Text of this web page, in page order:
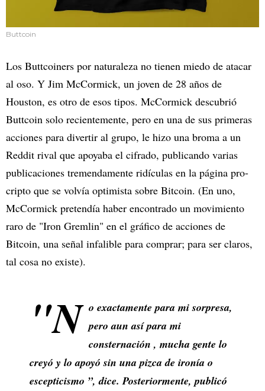
Buttcoin
Los Buttcoiners por naturaleza no tienen miedo de atacar
al oso. Y Jim McCormick, un joven de 28 años de
Houston, es otro de esos tipos. McCormick descubrió
Buttcoin solo recientemente, pero en una de sus primeras
acciones para divertir al grupo, le hizo una broma a un
Reddit rival que apoyaba el cifrado, publicando varias
publicaciones tremendamente ridículas en la página pro-
cripto que se volvía optimista sobre Bitcoin. (En uno,
McCormick pretendía haber encontrado un movimiento
raro de "Iron Gremlin" en el gráfico de acciones de
Bitcoin, una señal infalible para comprar; para ser claros,
tal cosa no existe).
"N o exactamente para mi sorpresa,
pero aun así para mi
consternación , mucha gente lo
creyó y lo apoyó sin una pizca de ironía o
escepticismo ”, dice. Posteriormente, publicó